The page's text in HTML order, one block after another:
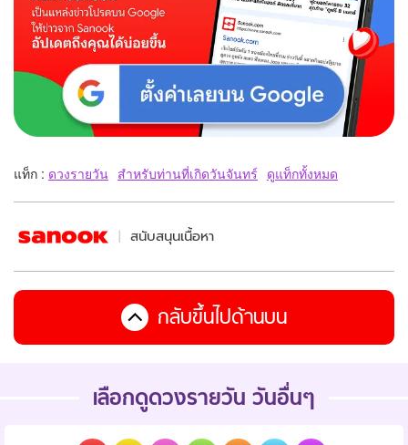
แท็ก : ดวงรายวัน สำหรับท่านที่เกิดวันจันทร์ ดูแท็กทั้งหมด
สนับสนุนเนื้อหา
กลับขึ้นไปด้านบน
เลือกดูดวงรายวัน วันอื่นๆ